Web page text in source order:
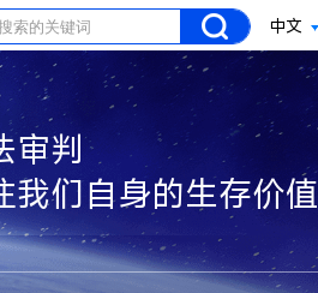
中文
审判
我们自身的生存价值